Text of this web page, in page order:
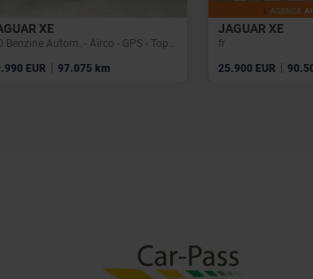
XE
2.0 Benzine Autom. - Airco - GPS - Topstaat! 1Ste Eig!
EUR | 97.075 km
JAGUAR XE
fr
25.900 EUR |